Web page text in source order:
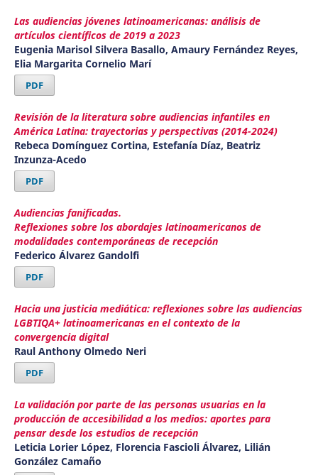
Las audiencias jóvenes latinoamericanas: análisis de
artículos científicos de 2019 a 2023
Eugenia Marisol Silvera Basallo, Amaury Fernández Reyes,
Elia Margarita Cornelio Marí
PDF
Revisión de la literatura sobre audiencias infantiles en
América Latina: trayectorias y perspectivas (2014-2024)
Rebeca Domínguez Cortina, Estefanía Díaz, Beatriz
Inzunza-Acedo
PDF
Audiencias fanificadas.
Reflexiones sobre los abordajes latinoamericanos de
modalidades contemporáneas de recepción
Federico Álvarez Gandolfi
PDF
Hacia una justicia mediática: reflexiones sobre las audiencias
LGBTIQA+ latinoamericanas en el contexto de la
convergencia digital
Raul Anthony Olmedo Neri
PDF
La validación por parte de las personas usuarias en la
producción de accesibilidad a los medios: aportes para
pensar desde los estudios de recepción
Leticia Lorier López, Florencia Fascioli Álvarez, Lilián
González Camaño